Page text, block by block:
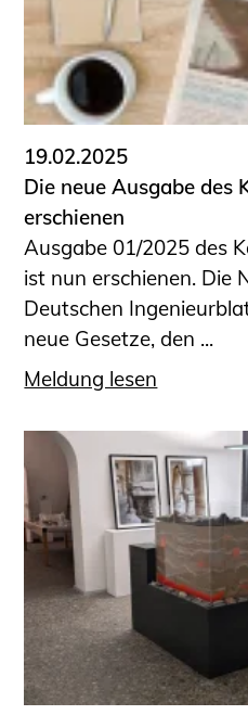
19.02.2025
Die neue Ausgabe des
erschienen
Ausgabe 01/2025 des
ist nun erschienen. Die
Deutschen
neue Gesetze, den ...
Meldung lesen